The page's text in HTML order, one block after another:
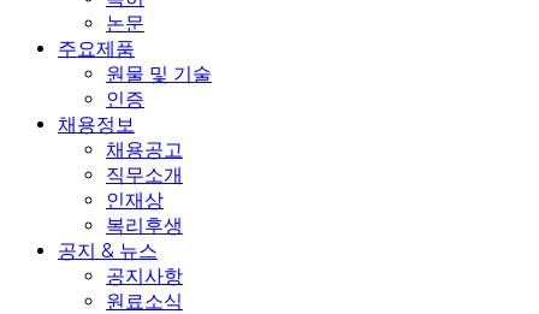
논문
주요제품
원물 및 기술
인증
채용정보
채용공고
직무소개
인재상
복리후생
공지 & 뉴스
공지사항
원료소식